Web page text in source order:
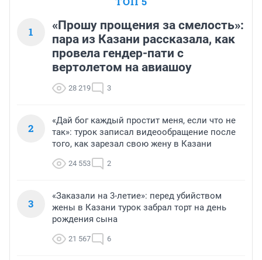
1
«Прошу прощения за смелость»:
пара из Казани рассказала, как
провела гендер-пати с
вертолетом на авиашоу
28 219 3
2
«Дай бог каждый простит меня, если что не
так»: турок записал видеообращение после
того, как зарезал свою жену в Казани
24 553 2
3
«Заказали на 3-летие»: перед убийством
жены в Казани турок забрал торт на день
рождения сына
21 567 6